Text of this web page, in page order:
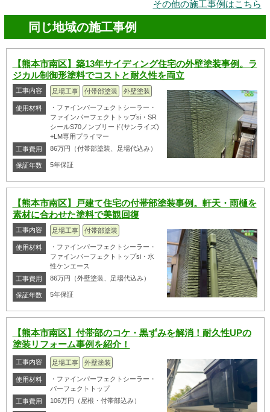
その他の施工事例はこちら
同じ地域の施工事例
【熊本市南区】築13年サイディング住宅の外壁塗装事例。ラ
ジカル制御形塗料でコストと耐久性を両立
工事内容 足場工事 付帯部塗装 外壁塗装
使用材料
・ファインパーフェクトシーラー・
ファインパーフェクトトップsi・SR
シールS70ノンブリード(サンライズ)
+LM専用プライマー
工事費用
86万円（付帯部塗装、足場代込み）
保証年数 5年保証
【熊本市南区】戸建て住宅の付帯部塗装事例。軒天・雨樋を
素材に合わせた塗料で美観回復
工事内容 足場工事 付帯部塗装
使用材料
・ファインパーフェクトシーラー・
ファインパーフェクトトップsi・水
性ケンエース
工事費用
86万円（外壁塗装、足場代込み）
保証年数 5年保証
【熊本市南区】付帯部のコケ・黒ずみを解消！耐久性UPの
塗装リフォーム事例を紹介！
工事内容 足場工事 外壁塗装
使用材料
・ファインパーフェクトシーラー・
パーフェクトトップ
工事費用
106万円（屋根・付帯部込み）